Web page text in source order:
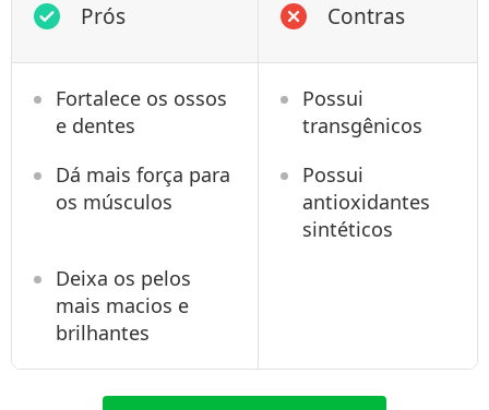
Prós Contras
Fortalece os ossos
e dentes
Possui
transgênicos
Dá mais força para
os músculos
Possui
antioxidantes
sintéticos
Deixa os pelos
mais macios e
brilhantes